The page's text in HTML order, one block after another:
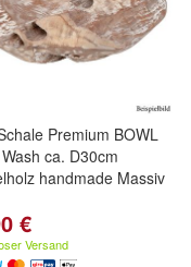
Premium BOWL
ca. D30cm
handmade Massiv
€
Versand